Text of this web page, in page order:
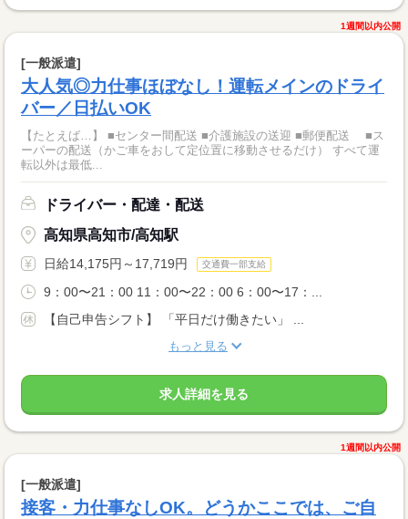
1週間以内公開
[一般派遣]
大人気◎力仕事ほぼなし！運転メインのドライ
バー／日払いOK
【たとえば…】 ■センター間配送 ■介護施設の送迎 ■郵便配送 ■ス
ーパーの配送（かご車をおして定位置に移動させるだけ） すべて運
転以外は最低...
ドライバー・配達・配送
高知県高知市/高知駅
日給14,175円～17,719円 交通費一部支給
9：00〜21：00 11：00〜22：00 6：00〜17：...
【自己申告シフト】 「平日だけ働きたい」 ...
もっと見る
求人詳細を見る
1週間以内公開
[一般派遣]
接客・力仕事なしOK。どうかここでは、ご自